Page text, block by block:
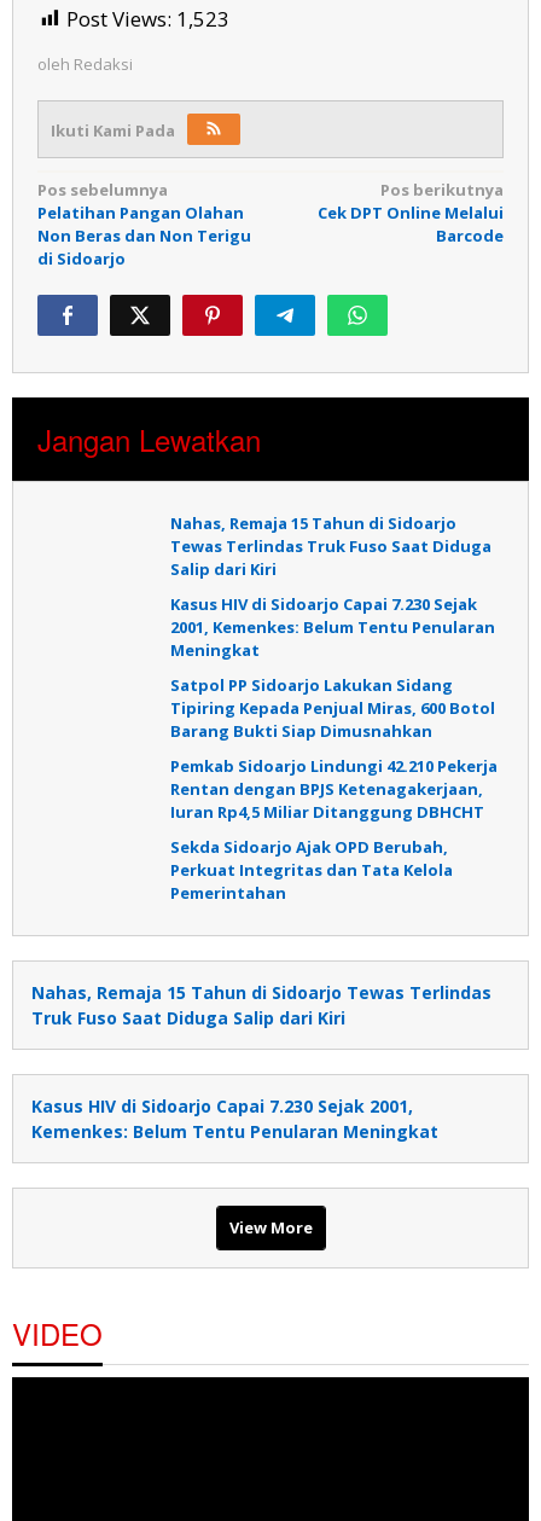
Post Views: 1,523
oleh Redaksi
Ikuti Kami Pada
Navigasi
pos
Pos sebelumnya
Pelatihan Pangan Olahan
Non Beras dan Non Terigu
di Sidoarjo
Pos berikutnya
Cek DPT Online Melalui
Barcode
Jangan Lewatkan
Nahas, Remaja 15 Tahun di Sidoarjo
Tewas Terlindas Truk Fuso Saat Diduga
Salip dari Kiri
Kasus HIV di Sidoarjo Capai 7.230 Sejak
2001, Kemenkes: Belum Tentu Penularan
Meningkat
Satpol PP Sidoarjo Lakukan Sidang
Tipiring Kepada Penjual Miras, 600 Botol
Barang Bukti Siap Dimusnahkan
Pemkab Sidoarjo Lindungi 42.210 Pekerja
Rentan dengan BPJS Ketenagakerjaan,
Iuran Rp4,5 Miliar Ditanggung DBHCHT
Sekda Sidoarjo Ajak OPD Berubah,
Perkuat Integritas dan Tata Kelola
Pemerintahan
Nahas, Remaja 15 Tahun di Sidoarjo Tewas Terlindas
Truk Fuso Saat Diduga Salip dari Kiri
Kasus HIV di Sidoarjo Capai 7.230 Sejak 2001,
Kemenkes: Belum Tentu Penularan Meningkat
View More
VIDEO